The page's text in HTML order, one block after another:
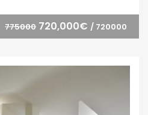
775000 720,000€ / 720000